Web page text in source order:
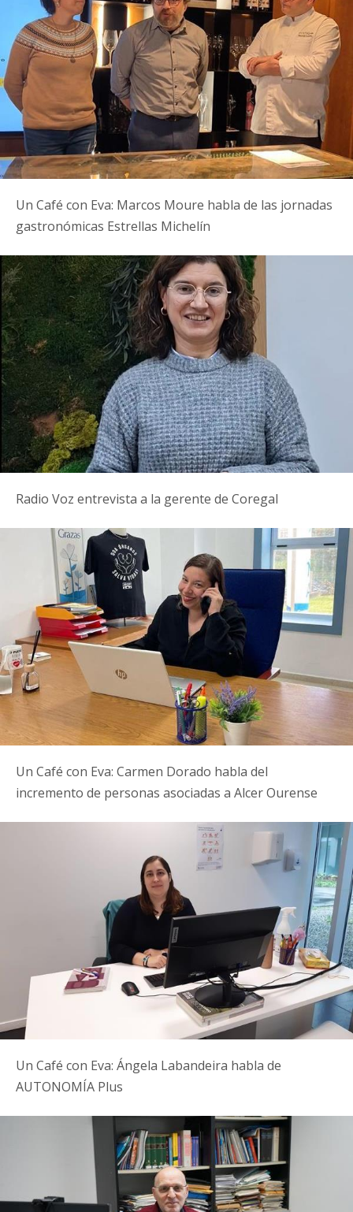
Un Café con Eva: Marcos Moure habla de las jornadas
gastronómicas Estrellas Michelín
Radio Voz entrevista a la gerente de Coregal
Un Café con Eva: Carmen Dorado habla del
incremento de personas asociadas a Alcer Ourense
Un Café con Eva: Ángela Labandeira habla de
AUTONOMÍA Plus